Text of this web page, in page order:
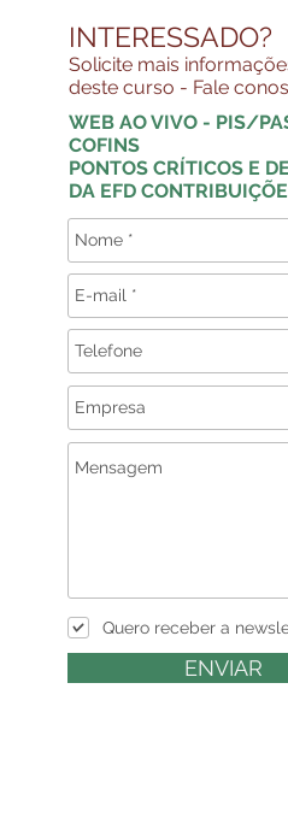
INTERESSADO?
Solicite mais
deste curso - Fale
WEB AO VIVO - PIS/
COFINS
PONTOS CRÍTICOS E
DA EFD
Quero receber a
ENVIAR